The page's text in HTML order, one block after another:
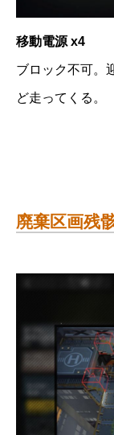
移動電源 x4
ブロック不可。
ど走ってくる。
廃棄区画残